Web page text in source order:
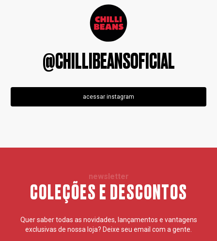
@CHILLIBEANSOFICIAL
acessar instagram
newsletter
COLEÇÕES E DESCONTOS
Quer saber todas as novidades, lançamentos e vantagens
exclusivas de nossa loja? Deixe seu email com a gente.